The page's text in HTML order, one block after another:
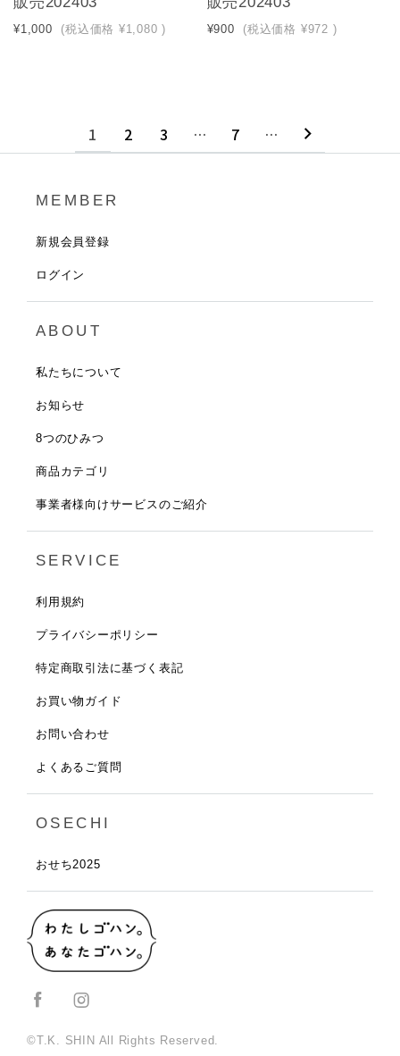
¥1,000 (税込価格 ¥1,080 ) ¥900 (税込価格 ¥972 )
1 2 3 … 7 …
©T.K. SHIN All Rights Reserved.
MEMBER
新規会員登録
ログイン
ABOUT
私たちについて
お知らせ
8つのひみつ
商品カテゴリ
事業者様向けサービスのご紹介
SERVICE
利用規約
プライバシーポリシー
特定商取引法に基づく表記
お買い物ガイド
お問い合わせ
よくあるご質問
OSECHI
おせち2025